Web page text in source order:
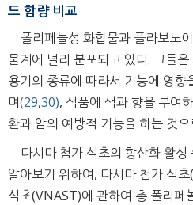
드 함량 비교
폴리페놀성 화합물과 플라보노
물계에 널리 분포되고 있다. 그들
용기의 종류에 따라서 기능에 영
며(29,30), 식품에 색과 향을 부여
환과 암의 예방적 기능을 하는 것
다시마 첨가 식초의 항산화 활
알아보기 위하여, 다시마 첨가 식
식초(VNAST)에 관하여 총 폴리페